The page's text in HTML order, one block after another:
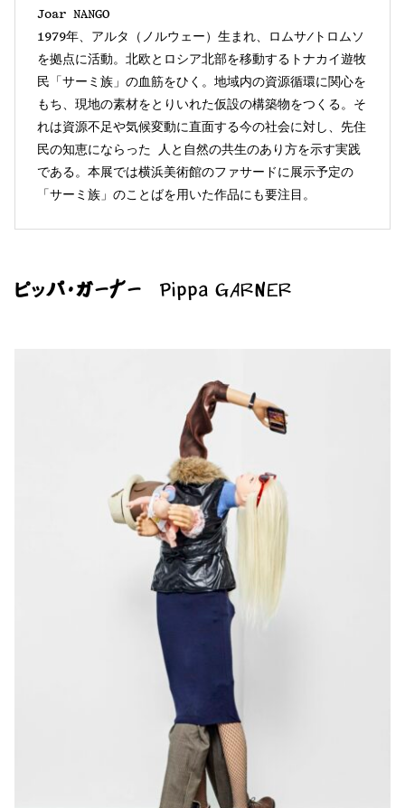
Joar NANGO
1979年、アルタ（ノルウェー）生まれ、ロムサ/トロムソ
を拠点に活動。北欧とロシア北部を移動するトナカイ遊牧
民「サーミ族」の血筋をひく。地域内の資源循環に関心を
もち、現地の素材をとりいれた仮設の構築物をつくる。そ
れは資源不足や気候変動に直面する今の社会に対し、先住
民の知恵にならった 人と自然の共生のあり方を示す実践
である。本展では横浜美術館のファサードに展示予定の
「サーミ族」のことばを用いた作品にも要注目。
ピッパ・ガーナー Pippa GARNER